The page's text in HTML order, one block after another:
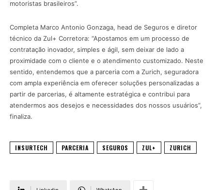
motoristas brasileiros”.
Completa Marco Antonio Gonzaga, head de Seguros e diretor
técnico da Zul+ Corretora: “Apostamos em um processo de
contratação inovador, simples e ágil, sem deixar de lado a
proximidade com o cliente e o atendimento customizado. Neste
sentido, entendemos que a parceria com a Zurich, seguradora
com ampla experiência em oferecer soluções personalizadas a
partir de parcerias, é altamente estratégica e contribui para
atendermos aos desejos e necessidades dos nossos usuários”,
finaliza.
INSURTECH PARCERIA SEGUROS ZUL+ ZURICH